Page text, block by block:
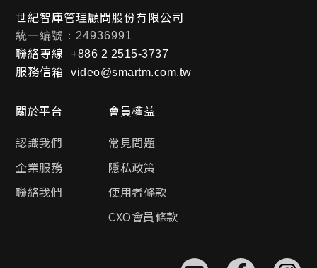
世紀智庫管理顧問股份有限公司
統一編號：24936991
聯絡專線 +886 2 2515-3737
服務信箱 video@smartm.com.tw
關於平台
認識我們
企業服務
聯絡我們
會員權益
常見問題
隱私政策
使用者條款
CXO會員條款